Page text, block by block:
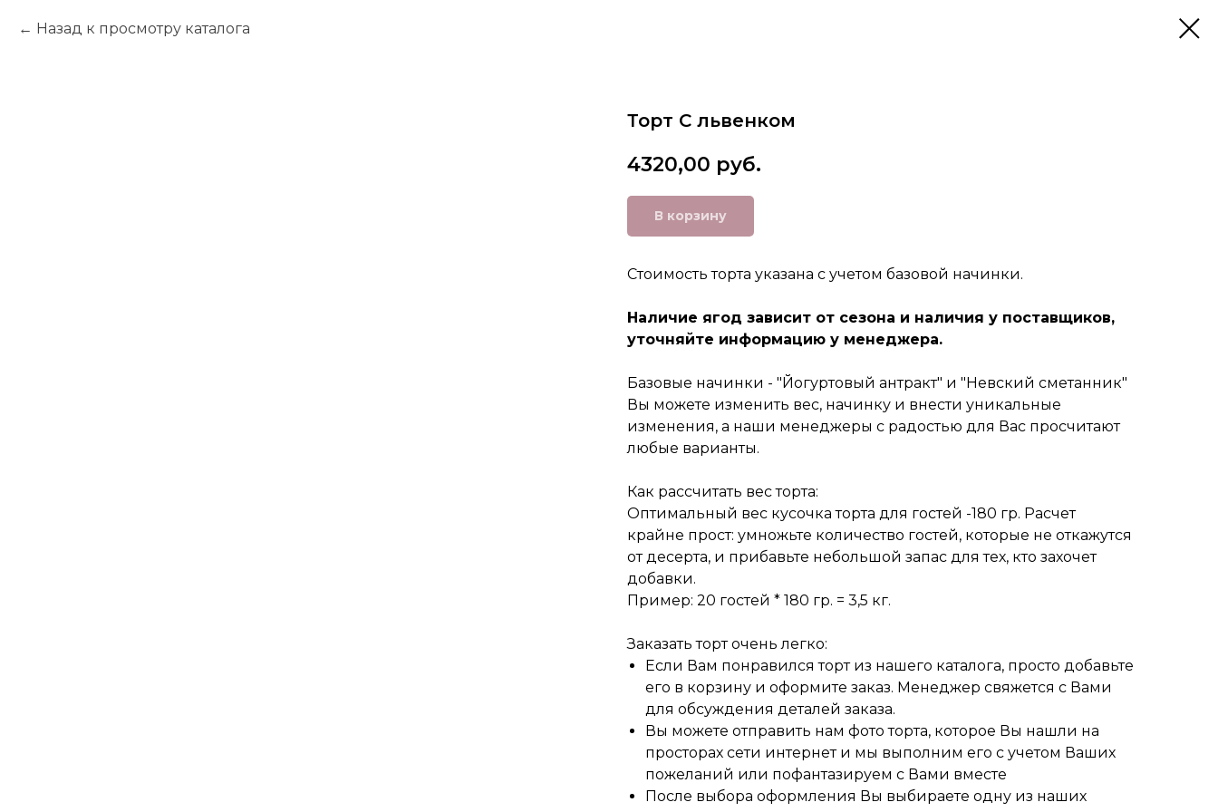
Назад к просмотру каталога
Торт С львенком
4320,00 руб.
В корзину
Стоимость торта указана с учетом базовой начинки.
Наличие ягод зависит от сезона и наличия у поставщиков,
уточняйте информацию у менеджера.
Базовые начинки - "Йогуртовый антракт" и "Невский сметанник"
Вы можете изменить вес, начинку и внести уникальные
изменения, а наши менеджеры с радостью для Вас просчитают
любые варианты.
Как рассчитать вес торта:
Оптимальный вес кусочка торта для гостей -180 гр. Расчет
крайне прост: умножьте количество гостей, которые не откажутся
от десерта, и прибавьте небольшой запас для тех, кто захочет
добавки.
Пример: 20 гостей * 180 гр. = 3,5 кг.
Заказать торт очень легко:
Если Вам понравился торт из нашего каталога, просто добавьте
его в корзину и оформите заказ. Менеджер свяжется с Вами
для обсуждения деталей заказа.
Вы можете отправить нам фото торта, которое Вы нашли на
просторах сети интернет и мы выполним его с учетом Ваших
пожеланий или пофантазируем с Вами вместе
После выбора оформления Вы выбираете одну из наших